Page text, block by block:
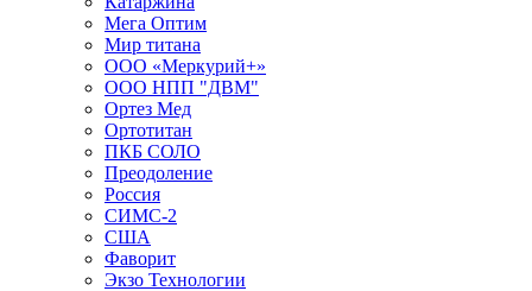
Мега Оптим
Мир титана
ООО «Меркурий+»
ООО НПП "ДВМ"
Ортез Мед
Ортотитан
ПКБ СОЛО
Преодоление
Россия
СИМС-2
США
Фаворит
Экзо Технологии